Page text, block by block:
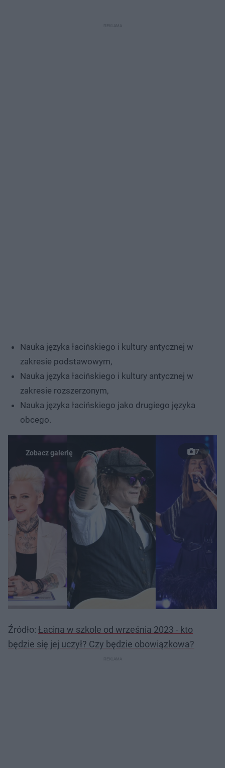
Nauka języka łacińskiego i kultury antycznej w
zakresie podstawowym,
Nauka języka łacińskiego i kultury antycznej w
zakresie rozszerzonym,
Nauka języka łacińskiego jako drugiego języka
obcego.
7
Źródło: Łacina w szkole od września 2023 - kto
będzie się jej uczył? Czy będzie obowiązkowa?